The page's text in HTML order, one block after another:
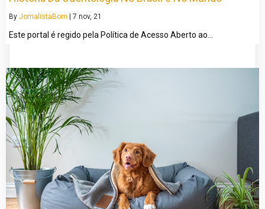
By JornalistaBom 7 nov, 21
Este portal é regido pela Política de Acesso Aberto ao…